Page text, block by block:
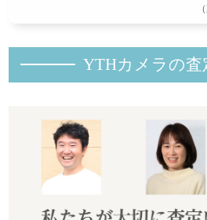
YTHカメラの査